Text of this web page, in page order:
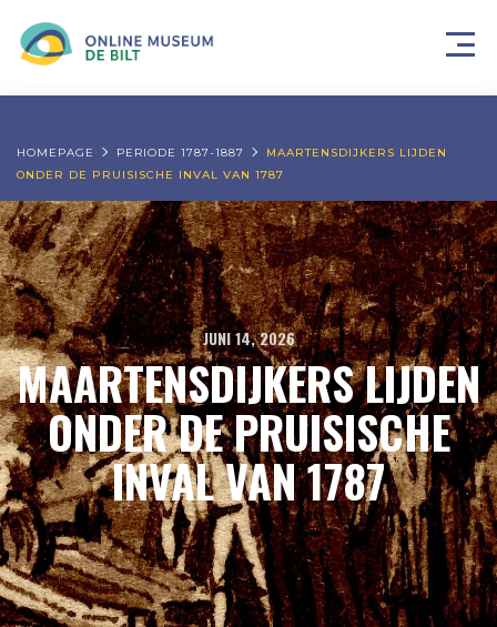
HOMEPAGE PERIODE 1787-1887
MAARTENSDIJKERS LIJDEN
ONDER DE PRUISISCHE INVAL VAN 1787
JUNI 14, 2026
MAARTENSDIJKERS LIJDEN
ONDER DE PRUISISCHE
INVAL VAN 1787